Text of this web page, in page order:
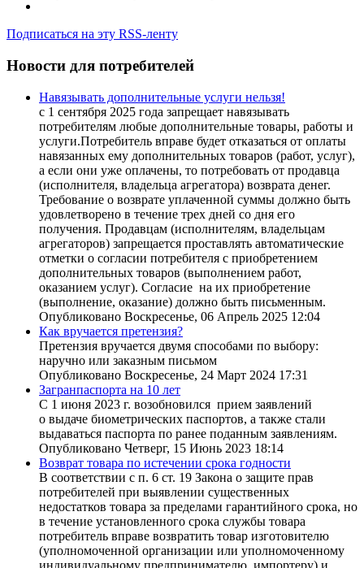
Подписаться на эту RSS-ленту
Новости для потребителей
Навязывать дополнительные услуги нельзя!
с 1 сентября 2025 года запрещает навязывать
потребителям любые дополнительные товары, работы и
услуги.Потребитель вправе будет отказаться от оплаты
навязанных ему дополнительных товаров (работ, услуг),
а если они уже оплачены, то потребовать от продавца
(исполнителя, владельца агрегатора) возврата денег.
Требование о возврате уплаченной суммы должно быть
удовлетворено в течение трех дней со дня его
получения. Продавцам (исполнителям, владельцам
агрегаторов) запрещается проставлять автоматические
отметки о согласии потребителя с приобретением
дополнительных товаров (выполнением работ,
оказанием услуг). Согласие на их приобретение
(выполнение, оказание) должно быть письменным.
Опубликовано Воскресенье, 06 Апрель 2025 12:04
Как вручается претензия?
Претензия вручается двумя способами по выбору:
наручно или заказным письмом
Опубликовано Воскресенье, 24 Март 2024 17:31
Загранпаспорта на 10 лет
С 1 июня 2023 г. возобновился прием заявлений
о выдаче биометрических паспортов, а также стали
выдаваться паспорта по ранее поданным заявлениям.
Опубликовано Четверг, 15 Июнь 2023 18:14
Возврат товара по истечении срока годности
В соответствии с п. 6 ст. 19 Закона о защите прав
потребителей при выявлении существенных
недостатков товара за пределами гарантийного срока, но
в течение установленного срока службы товара
потребитель вправе возвратить товар изготовителю
(уполномоченной организации или уполномоченному
индивидуальному предпринимателю, импортеру) и